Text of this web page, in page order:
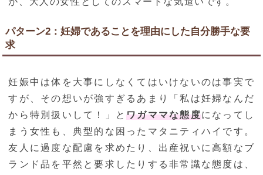
パターン2：妊婦であることを理由にした自分勝手な要
求
妊娠中は体を大事にしなくてはいけないのは事実で
すが、その想いが強すぎるあまり「私は妊婦なんだ
から特別扱いして！」とワガママな態度になってし
まう女性も、典型的な困ったマタニティハイです。
友人に過度な配慮を求めたり、出産祝いに高額なブ
ランド品を平然と要求したりする非常識な態度は、